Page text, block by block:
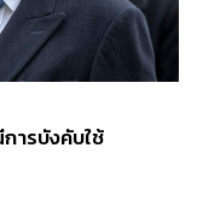
ารบังคับใช้